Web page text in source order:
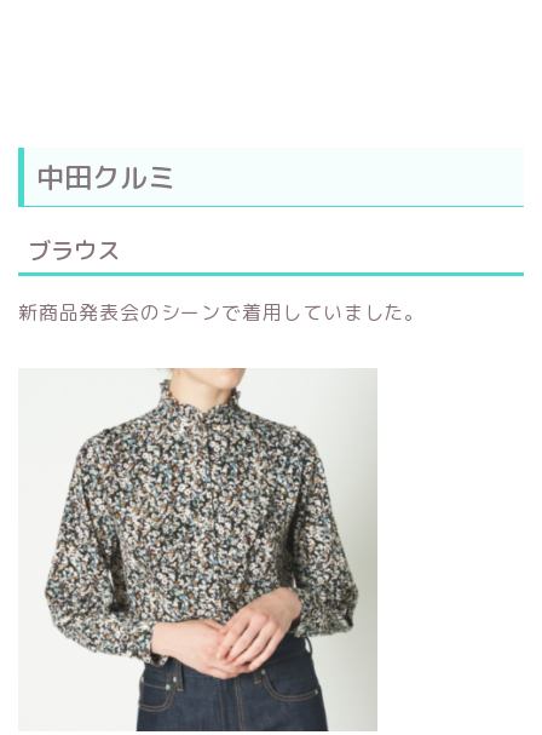
中田クルミ
ブラウス
新商品発表会のシーンで着用していました。